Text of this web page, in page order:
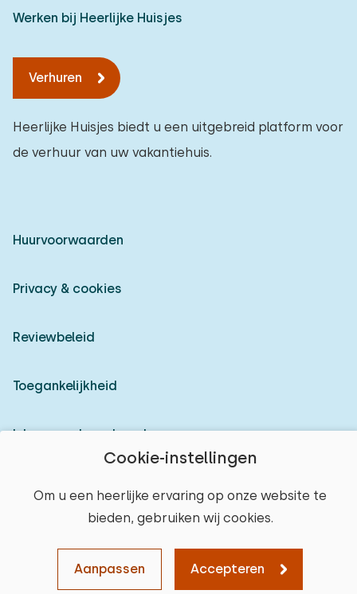
Cookie-instellingen
Om u een heerlijke ervaring op onze website te
bieden, gebruiken wij cookies.
Aanpassen Accepteren
Werken bij Heerlijke Huisjes
Verhuren
Heerlijke Huisjes biedt u een uitgebreid platform voor
de verhuur van uw vakantiehuis.
Huurvoorwaarden
Privacy & cookies
Reviewbeleid
Toegankelijkheid
Inloggen als verhuurder